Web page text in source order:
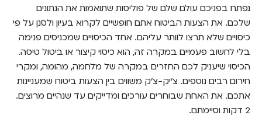
נפתח בפניכם עולם שלם של פוליסות שתואמות את הנתונים
שלכם. את הצעות הביטוח אתם חופשיים לקרוא בעיון ולסנן על פי
כיסויים שלא תרצו לוותר עליהם. אחד הכיסויים שמכניסים פנימה
בלי לחשוב פעמיים במקרה זה, הוא כיסוי קיצור או ביטול טיסה.
הכיסוי שיעניק לכם החזרים במקרה של מלחמה, מהומה, ומקרי
חירום רבים נוספים. צ'יק-צ'ק משווים בין הצעות ביטוח שמעניינות
אתכם. את האחת שבוחרים עורכים ומדייקים עד שנהיים מרוצים.
2 דקות וסיימתם.